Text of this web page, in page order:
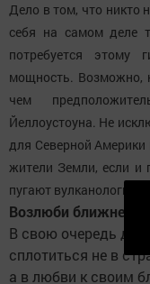
Дело в том, что никто
себя на самом деле
потребуется этому
мощность. Возможно,
чем
Йеллоустоуна. Не
для Северной
жители Земли, если и
пугают вулканологи и
Возлюби ближнего
В свою очередь
сплотиться не в
а в любви к своим